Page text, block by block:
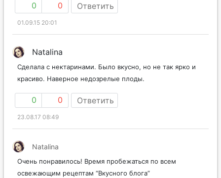
0 0 Ответить
01.09.15 20:01
Natalina
Сделала с нектаринами. Было вкусно, но не так ярко и
красиво. Наверное недозрелые плоды.
0 0 Ответить
23.08.17 08:49
Natalina
Очень понравилось! Время пробежаться по всем
освежающим рецептам “Вкусного блога”